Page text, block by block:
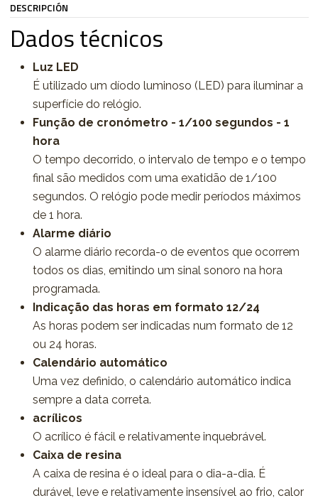
DESCRIPCIÓN
Dados técnicos
Luz LED
É utilizado um díodo luminoso (LED) para iluminar a
superfície do relógio.
Função de cronómetro - 1/100 segundos - 1
hora
O tempo decorrido, o intervalo de tempo e o tempo
final são medidos com uma exatidão de 1/100
segundos. O relógio pode medir períodos máximos
de 1 hora.
Alarme diário
O alarme diário recorda-o de eventos que ocorrem
todos os dias, emitindo um sinal sonoro na hora
programada.
Indicação das horas em formato 12/24
As horas podem ser indicadas num formato de 12
ou 24 horas.
Calendário automático
Uma vez definido, o calendário automático indica
sempre a data correta.
acrílicos
O acrílico é fácil e relativamente inquebrável.
Caixa de resina
A caixa de resina é o ideal para o dia-a-dia. É
durável, leve e relativamente insensível ao frio, calor